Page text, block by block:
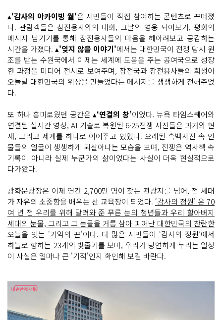
▴'감사의 아카이빙 월'은 시민들이 직접 참여하는 콘텐츠로 꾸며졌
다. 관람객들은 참전용사와의 대화, 그날의 영웅 되어보기, 평화의
메시지 남기기를 통해 참전용사들의 마음을 헤아려보고 공감하는
시간을 가졌다. ▴'잊지 않을 이야기'에서는 대한민국이 전쟁 당시 원
조를 받는 수원국에서 이제는 세계에 도움을 주는 공여국으로 성장
한 과정을 미디어 전시로 보여주며, 참전국과 참전용사들의 희생이
오늘날 대한민국의 위상을 만들었다는 메시지를 생생하게 전해주었
다.
또 하나 흥미로웠던 공간은 ▴‘연결의 창’이었다. 뉴욕 타임스퀘어와
연결된 실시간 영상, AI 기술로 복원된 6·25전쟁 사진들은 과거와 현
재, 그리고 세계를 하나로 이어주고 있었다. 오래된 흑백사진 속 인
물들의 얼굴이 생생하게 되살아나는 모습을 보며, 전쟁은 역사책 속
기록이 아니라 실제 누군가의 삶이었다는 사실이 더욱 현실적으로
다가왔다.
광화문광장은 이제 연간 2,700만 명이 찾는 관광지를 넘어, 전 세대
가 자유의 소중함을 배우는 산 교육장이 되었다. ‘감사의 정원’ 은 70
여 년 전 우리를 위해 달려와 준 푸른 눈의 청년들과 우리 할아버지
세대의 눈물, 그리고 그 눈물을 거름 삼아 피어난 대한민국의 찬란한
오늘을 잇는 '기억의 끈'이다. 더 많은 시민들이 ‘감사의 정원’에서
하늘로 향하는 23개의 빛줄기를 보며, 우리가 당연하게 누리는 일상
이 사실은 얼마나 큰 '기적'인지 확인해 보길 바란다.